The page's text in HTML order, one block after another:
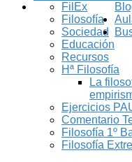
FilEx
Filosofía
Sociedad
Educación
Recursos
Hª Filosofía
La
Ejercicios
Comentario
Filosofía 1º
Filosofía